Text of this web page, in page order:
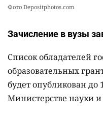
Фото Depositphotos.com
Зачисление в вузы
Список обладателей
образовательных
будет опубликован до
Министерстве науки